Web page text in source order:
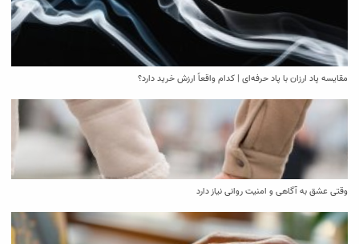
مقایسه پاد ارزان با پاد حرفه‌ای | کدام واقعاً ارزش خرید دارد؟
وقتی عشق به آگاهی و امنیت روانی نیاز دارد